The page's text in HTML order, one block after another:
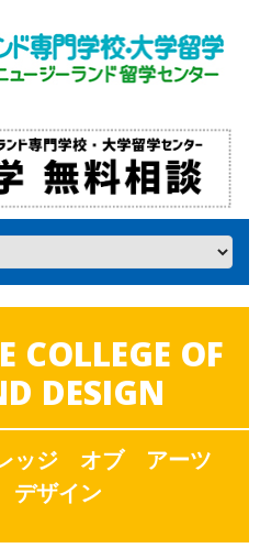
COLLEGE OF
DESIGN
ッジ オブ アーツ
デザイン